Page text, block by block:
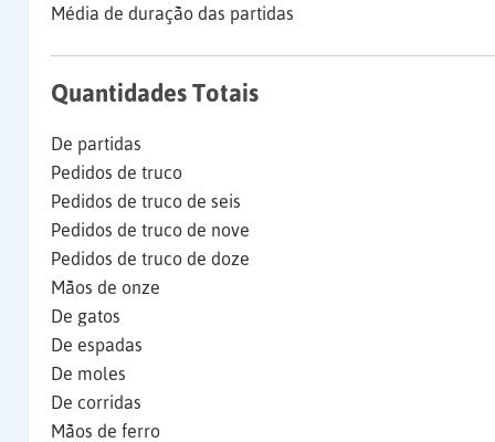
Média de duração das partidas
Quantidades Totais
De partidas
Pedidos de truco
Pedidos de truco de seis
Pedidos de truco de nove
Pedidos de truco de doze
Mãos de onze
De gatos
De espadas
De moles
De corridas
Mãos de ferro